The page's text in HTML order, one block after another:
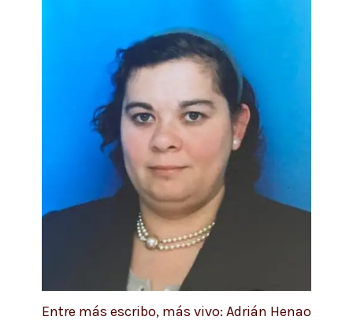
Entre más escribo, más vivo: Adrián Henao